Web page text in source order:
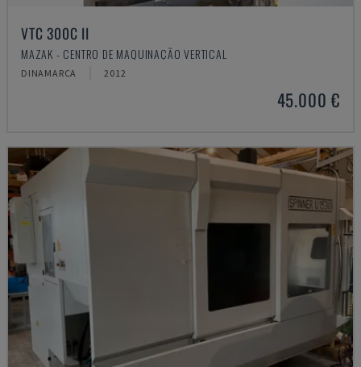
VTC 300C II
MAZAK - CENTRO DE MAQUINAÇÃO VERTICAL
DINAMARCA 2012
45.000 €